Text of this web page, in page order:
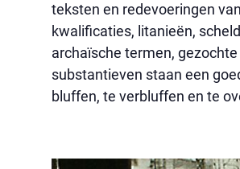
teksten en redevoeringen
kwalificaties, litanieën,
archaïsche termen,
substantieven staan een
bluffen, te verbluffen en te